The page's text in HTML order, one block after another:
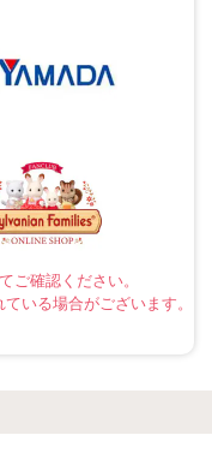
ご確認ください。
いる場合がございます。